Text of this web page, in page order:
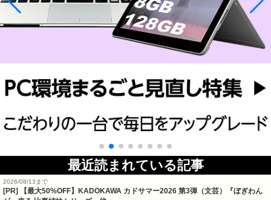
最近読まれている記事
2026/08/13まで
[PR]
【最大50%OFF】KADOKAWA カドサマー2026 第3弾（文芸）『ぼぎわん